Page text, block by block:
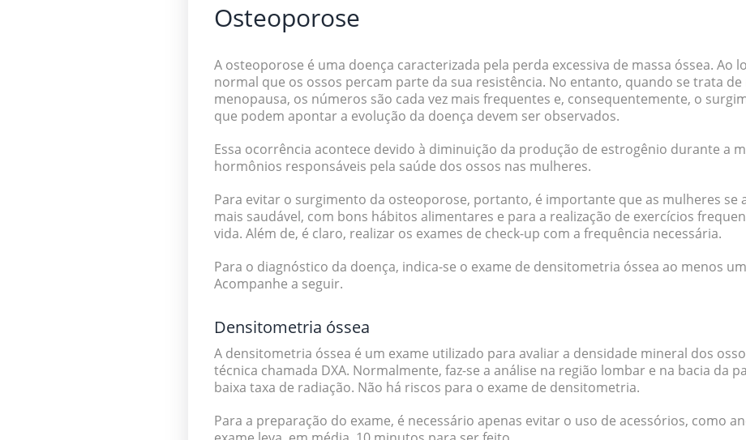
Osteoporose
A osteoporose é uma doença caracterizada pela perda excessiva de massa óssea. Ao
normal que os ossos percam parte da sua resistência. No entanto, quando se trata
menopausa, os números são cada vez mais frequentes e, consequentemente, o
que podem apontar a evolução da doença devem ser observados.
Essa ocorrência acontece devido à diminuição da produção de estrogênio durante a
hormônios responsáveis pela saúde dos ossos nas mulheres.
Para evitar o surgimento da osteoporose, portanto, é importante que as mulheres se
mais saudável, com bons hábitos alimentares e para a realização de exercícios
vida. Além de, é claro, realizar os exames de check-up com a frequência necessária.
Para o diagnóstico da doença, indica-se o exame de densitometria óssea ao menos
Acompanhe a seguir.
Densitometria óssea
A densitometria óssea é um exame utilizado para avaliar a densidade mineral dos
técnica chamada DXA. Normalmente, faz-se a análise na região lombar e na bacia da
baixa taxa de radiação. Não há riscos para o exame de densitometria.
Para a preparação do exame, é necessário apenas evitar o uso de acessórios, como